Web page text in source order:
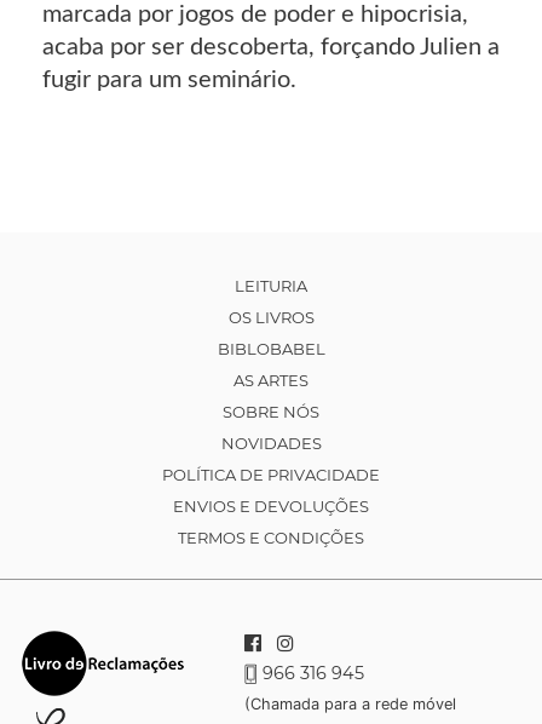
marcada por jogos de poder e hipocrisia,
acaba por ser descoberta, forçando Julien a
fugir para um seminário.
LEITURIA
OS LIVROS
BIBLOBABEL
AS ARTES
SOBRE NÓS
NOVIDADES
POLÍTICA DE PRIVACIDADE
ENVIOS E DEVOLUÇÕES
TERMOS E CONDIÇÕES
966 316 945
(Chamada para a rede móvel